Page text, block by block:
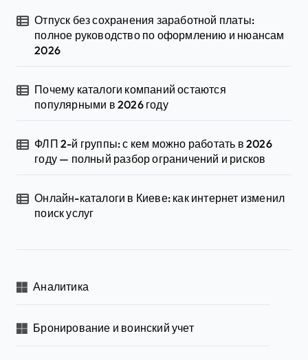
Отпуск без сохранения заработной платы:
полное руководство по оформлению и нюансам
2026
Почему каталоги компаний остаются
популярными в 2026 году
ФЛП 2-й группы: с кем можно работать в 2026
году — полный разбор ограничений и рисков
Онлайн-каталоги в Киеве: как интернет изменил
поиск услуг
Аналитика
Бронирование и воинский учет